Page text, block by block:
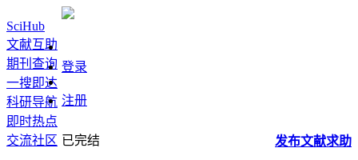
SciHub
文献互助
期刊查询
一搜即达
科研导航
即时热点
交流社区
登录
注册
发布文献求助
已完结